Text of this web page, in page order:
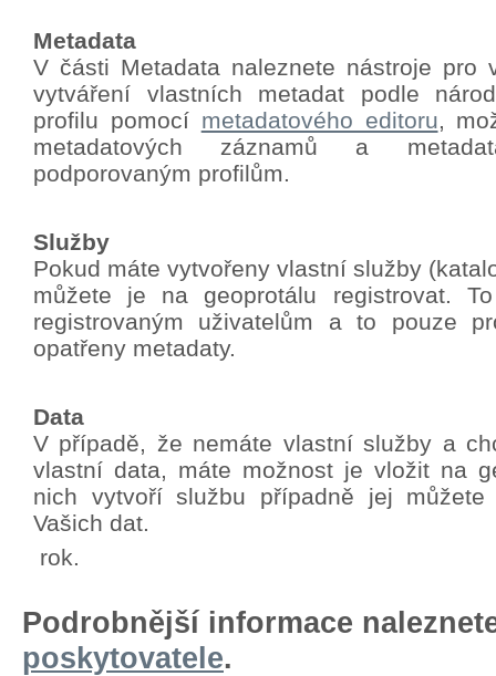
Metadata
V části Metadata naleznete nástroje pro
vytváření vlastních metadat podle
profilu pomocí metadatového editoru,
metadatových záznamů a
podporovaným profilům.
Služby
Pokud máte vytvořeny vlastní služby
můžete je na geoprotálu registrovat.
registrovaným uživatelům a to pouze
opatřeny metadaty.
Data
V případě, že nemáte vlastní služby a
vlastní data, máte možnost je vložit na
nich vytvoří službu případně jej
Vašich dat.
rok.
Podrobnější informace
poskytovatele.